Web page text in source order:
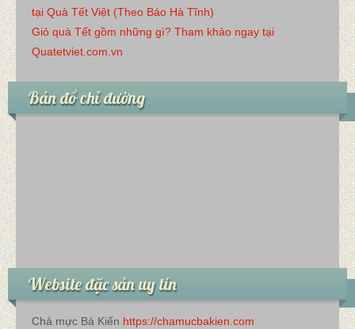
tại Quà Tết Việt (Theo Báo Hà Tĩnh)
Giỏ quà Tết gồm những gì? Tham khảo ngay tại
Quatetviet.com.vn
Bản đồ chỉ đường
Website đặc sản uy tín
Chả mực Bá Kiến https://chamucbakien.com